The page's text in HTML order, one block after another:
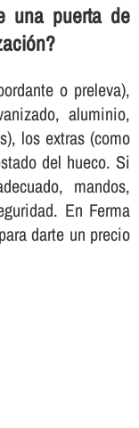
una puerta de
o preleva),
aluminio,
los extras (como
del hueco. Si
mandos,
En Ferma
darte un precio